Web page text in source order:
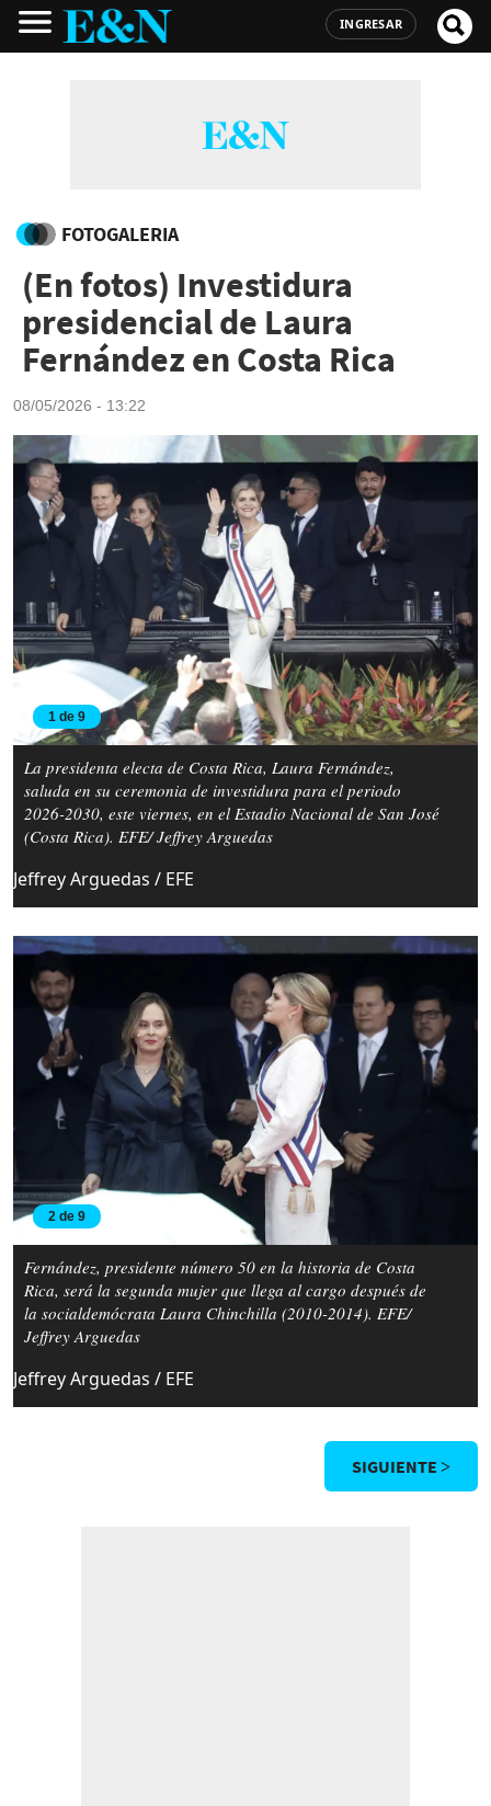
INGRESAR
FOTOGALERIA
(En fotos) Investidura
presidencial de Laura
Fernández en Costa Rica
08/05/2026 - 13:22
1 de 9
La presidenta electa de Costa Rica, Laura Fernández,
saluda en su ceremonia de investidura para el periodo
2026-2030, este viernes, en el Estadio Nacional de San José
(Costa Rica). EFE/ Jeffrey Arguedas
Jeffrey Arguedas / EFE
2 de 9
Fernández, presidente número 50 en la historia de Costa
Rica, será la segunda mujer que llega al cargo después de
la socialdemócrata Laura Chinchilla (2010-2014). EFE/
Jeffrey Arguedas
Jeffrey Arguedas / EFE
SIGUIENTE >